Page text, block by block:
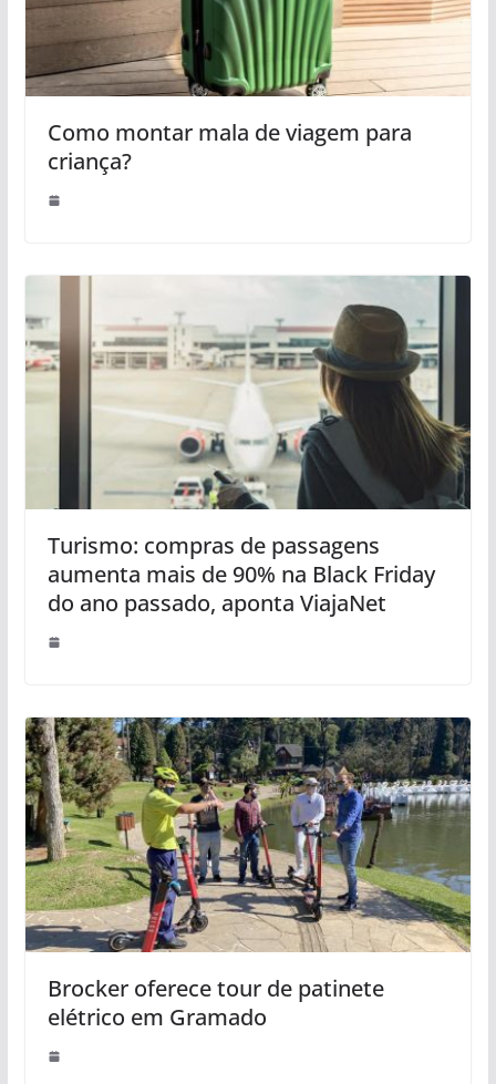
Como montar mala de viagem para
criança?
Turismo: compras de passagens
aumenta mais de 90% na Black Friday
do ano passado, aponta ViajaNet
Brocker oferece tour de patinete
elétrico em Gramado